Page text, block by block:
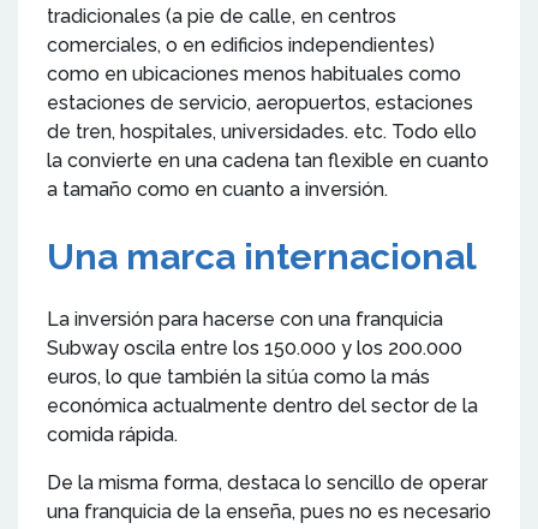
tradicionales (a pie de calle, en centros
comerciales, o en edificios independientes)
como en ubicaciones menos habituales como
estaciones de servicio, aeropuertos, estaciones
de tren, hospitales, universidades. etc. Todo ello
la convierte en una cadena tan flexible en cuanto
a tamaño como en cuanto a inversión.
Una marca internacional
La inversión para hacerse con una franquicia
Subway oscila entre los 150.000 y los 200.000
euros, lo que también la sitúa como la más
económica actualmente dentro del sector de la
comida rápida.
De la misma forma, destaca lo sencillo de operar
una franquicia de la enseña, pues no es necesario